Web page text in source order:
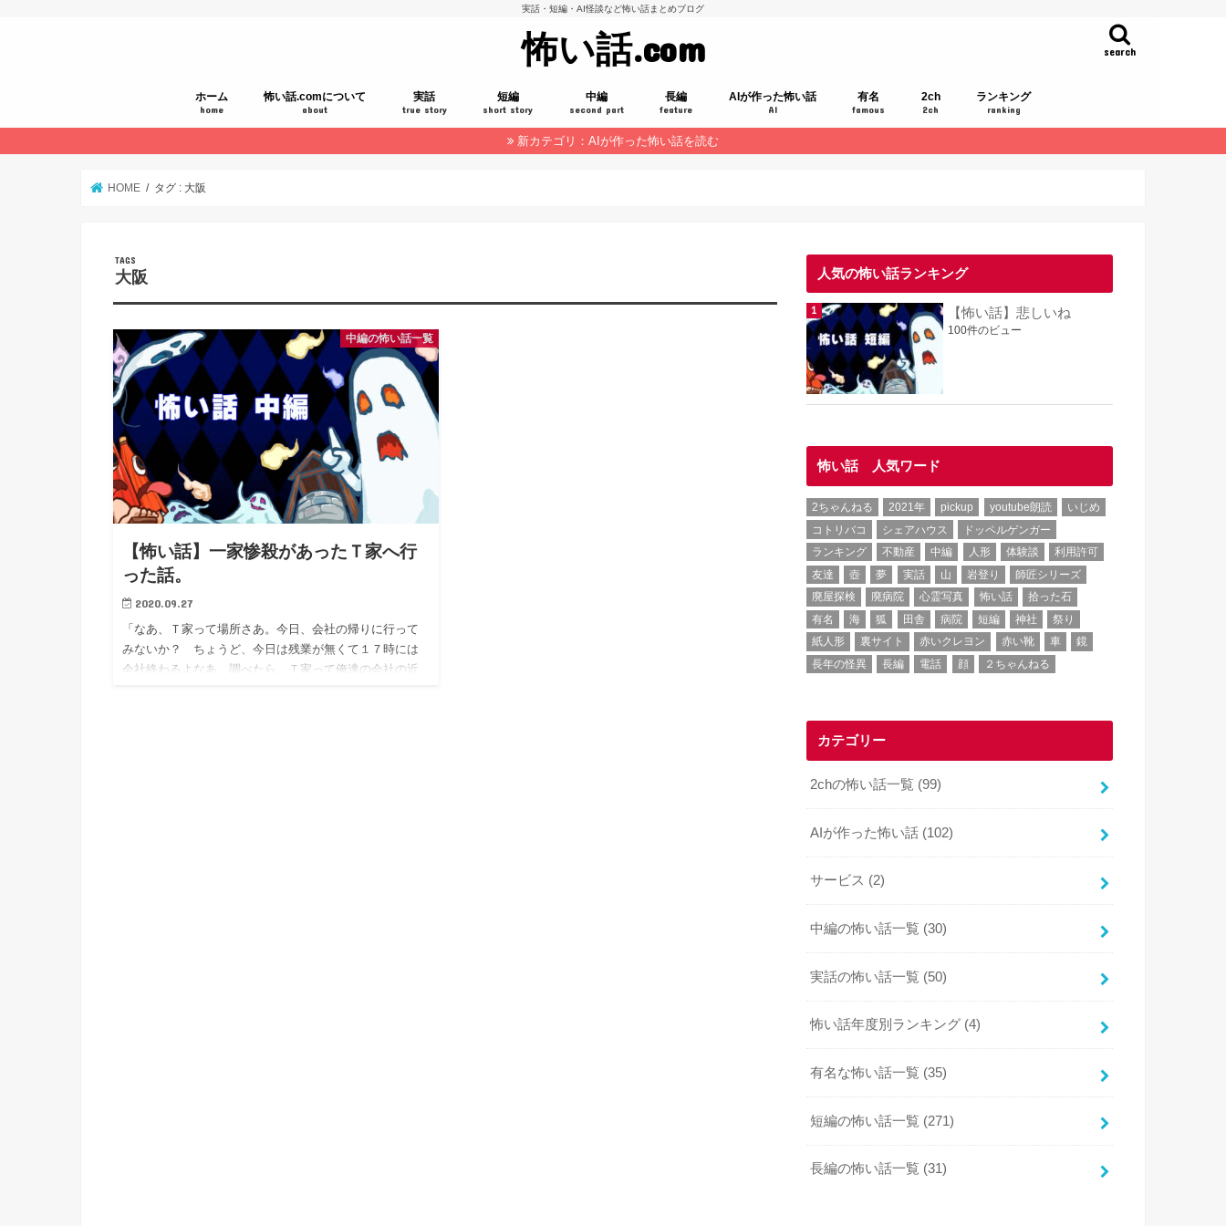
実話・短編・AI怪談など怖い話まとめブログ
怖い話.com search
ホーム
home
怖い話.comについて
about
実話
true story
短編
short story
中編
second part
長編
feature
AIが作った怖い話
AI
有名
famous
2ch
2ch
ランキング
ranking
新カテゴリ：AIが作った怖い話を読む
HOME タグ : 大阪
大阪
中編の怖い話一覧
【怖い話】一家惨殺があったＴ家へ行
った話。
2020.09.27
「なあ、Ｔ家って場所さあ。今日、会社の帰りに行って
みないか？ ちょうど、今日は残業が無くて１７時には
会社終わるよなあ。調べたら、Ｔ家って俺達の会社の近
人気の怖い話ランキング
【怖い話】悲しいね
100件のビュー
怖い話 人気ワード
2ちゃんねる 2021年 pickup youtube朗読
いじめ
コトリバコ
シェアハウス
ドッペルゲンガー
ランキング
不動産 中編 人形 体験談
利用許可
友達
壺 夢 実話 山 岩登り
師匠シリーズ
廃屋探検
廃病院 心霊写真 怖い話
拾った石
有名
海 狐 田舎 病院 短編 神社
祭り
紙人形
裏サイト 赤いクレヨン 赤い靴 車
鏡
長年の怪異
長編 電話 顔 ２ちゃんねる
カテゴリー
2chの怖い話一覧 (99)
AIが作った怖い話 (102)
サービス (2)
中編の怖い話一覧 (30)
実話の怖い話一覧 (50)
怖い話年度別ランキング (4)
有名な怖い話一覧 (35)
短編の怖い話一覧 (271)
長編の怖い話一覧 (31)